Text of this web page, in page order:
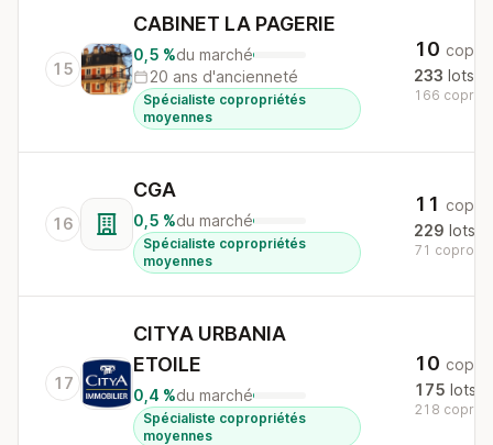
15
CABINET LA PAGERIE
0,5 %du marché
20 ans d'ancienneté
Spécialiste copropriétés
moyennes
10
233 lots
166 copros
16
CGA
0,5 %du marché
Spécialiste copropriétés
moyennes
11
229 lots
71 copros
17
CITYA URBANIA
ETOILE
0,4 %du marché
Spécialiste copropriétés
moyennes
10
175 lots
218 copros